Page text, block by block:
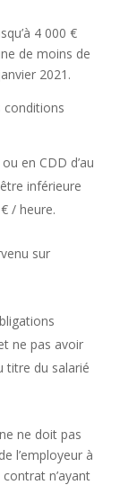
4 000 €
de moins de
2021.
conditions
en CDD d’au
inférieure
/ heure.
sur
ne pas avoir
titre du salarié
ne doit pas
l’employeur à
n’ayant